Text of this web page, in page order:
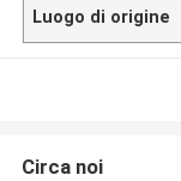
Luogo di origine
Circa noi